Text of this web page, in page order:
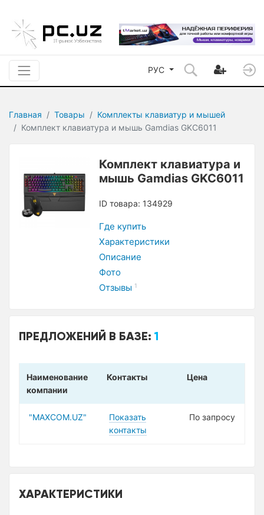
РУС
Главная Товары
Комплекты клавиатур и мышей
Комплект клавиатура и мышь Gamdias GKC6011
Комплект клавиатура и
мышь Gamdias GKC6011
ID товара: 134929
Где купить
Характеристики
Описание
Фото
Отзывы 1
ПРЕДЛОЖЕНИЙ В БАЗЕ:1
Наименование
компании
Контакты Цена
"MAXCOM.UZ"
Показать
контакты
По запросу
ХАРАКТЕРИСТИКИ